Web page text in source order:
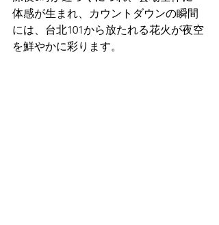
体感が生まれ、カウントダウンの瞬間
には、台北101から放たれる花火が夜空
を鮮やかに彩ります。